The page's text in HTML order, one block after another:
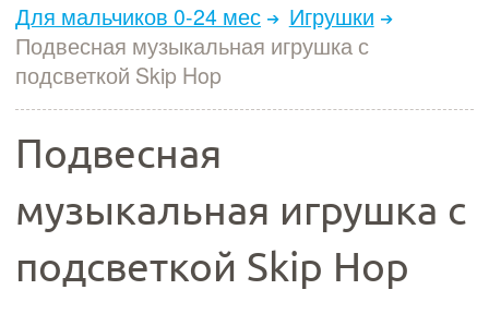
Для мальчиков 0-24 мес
Игрушки
Подвесная музыкальная игрушка с
подсветкой Skip Hop
Подвесная
музыкальная игрушка с
подсветкой Skip Hop